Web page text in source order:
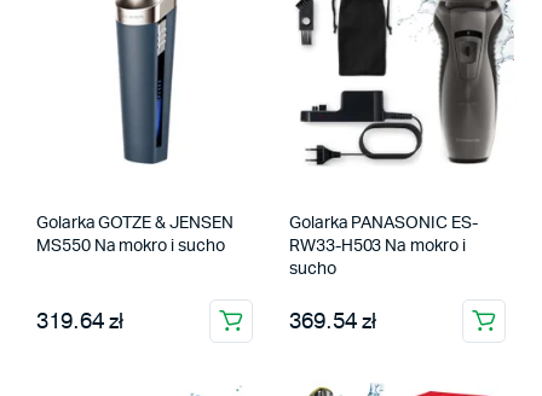
Golarka GOTZE & JENSEN
MS550 Na mokro i sucho
319.64 zł
Golarka PANASONIC ES-
RW33-H503 Na mokro i
sucho
369.54 zł